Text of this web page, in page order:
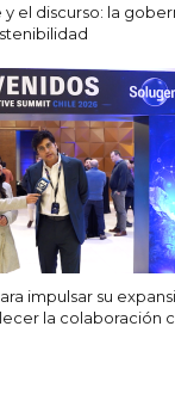
y el discurso: la
impulsar su
la colaboración